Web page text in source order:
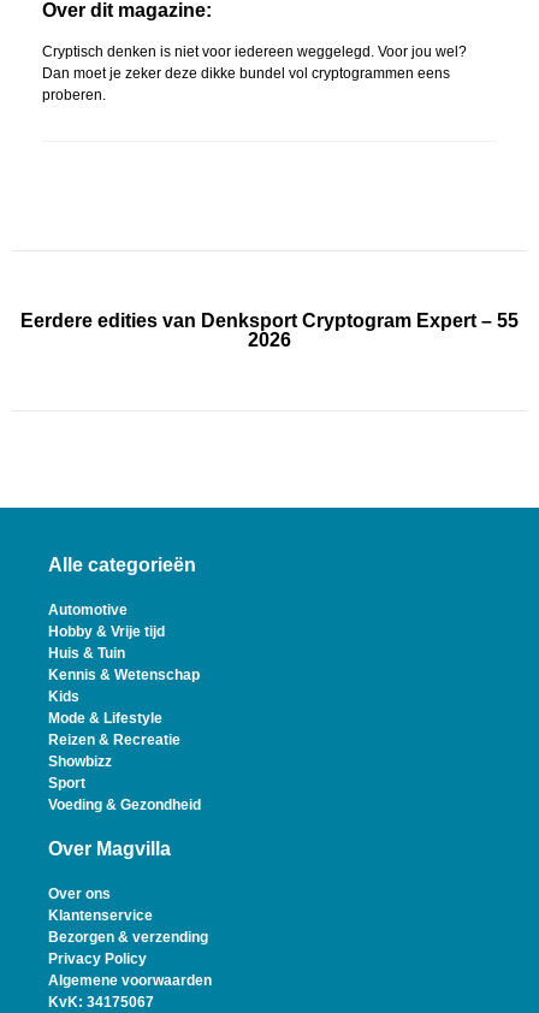
Over dit magazine:
Cryptisch denken is niet voor iedereen weggelegd. Voor jou wel?
Dan moet je zeker deze dikke bundel vol cryptogrammen eens
proberen.
Eerdere edities van Denksport Cryptogram Expert – 55
2026
Alle categorieën
Automotive
Hobby & Vrije tijd
Huis & Tuin
Kennis & Wetenschap
Kids
Mode & Lifestyle
Reizen & Recreatie
Showbizz
Sport
Voeding & Gezondheid
Over Magvilla
Over ons
Klantenservice
Bezorgen & verzending
Privacy Policy
Algemene voorwaarden
KvK: 34175067